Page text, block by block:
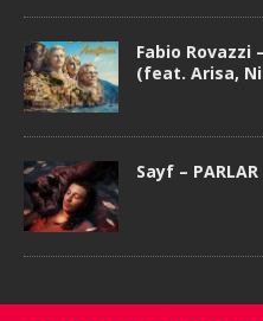
Fabio Rovazzi
(feat. Arisa,
Sayf – PARLAR